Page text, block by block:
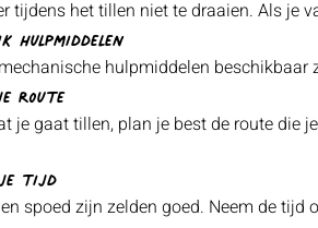
tijdens het tillen niet te draaien. Als je
hulpmiddelen
hulpmiddelen beschikbaar
route
je gaat tillen, plan je best de route die
je tijd
spoed zijn zelden goed. Neem de tijd